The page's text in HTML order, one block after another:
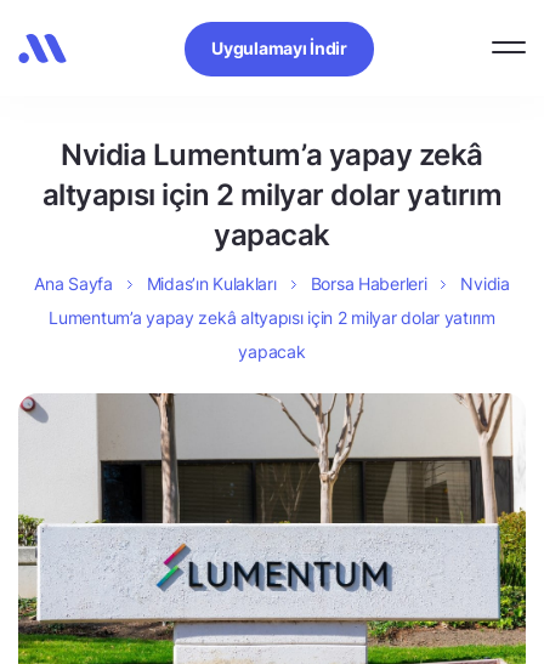
Uygulamayı İndir
Nvidia Lumentum’a yapay zekâ
altyapısı için 2 milyar dolar yatırım
yapacak
Ana Sayfa Midas’ın Kulakları Borsa Haberleri
Nvidia
Lumentum’a yapay zekâ altyapısı için 2 milyar dolar yatırım
yapacak